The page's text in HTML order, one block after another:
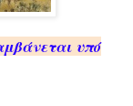
υπό